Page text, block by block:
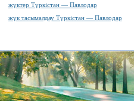
жүктер Түркістан — Павлодар
жүк тасымалдау Түркістан — Павлодар